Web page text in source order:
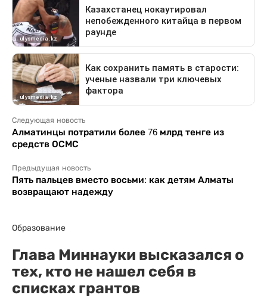
Следующая новость
Алматинцы потратили более 76 млрд тенге из
средств ОСМС
Предыдущая новость
Пять пальцев вместо восьми: как детям Алматы
возвращают надежду
Образование
Глава Миннауки высказался о
тех, кто не нашел себя в
списках грантов